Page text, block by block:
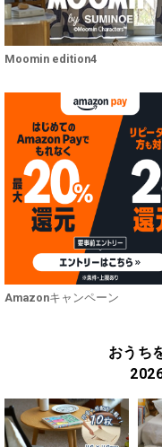
Moomin edition4
Amazonキャンペーン
おうち